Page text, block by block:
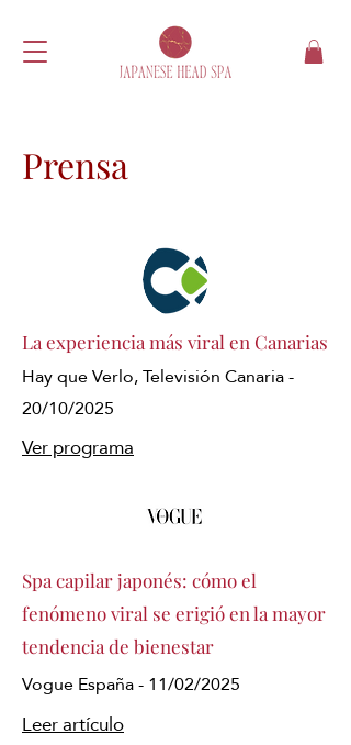
Prensa
La experiencia más viral en Canarias
Hay que Verlo, Televisión Canaria -
20/10/2025
Ver programa
Spa capilar japonés: cómo el
fenómeno viral se erigió en la mayor
tendencia de bienestar
Vogue España - 11/02/2025
Leer artículo